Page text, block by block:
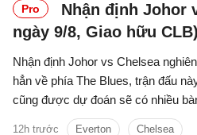
Pro
Nhận định Johor
ngày 9/8, Giao hữu CLB)
Nhận định Johor vs Chelsea
hẳn về phía The Blues, trận đấu
cũng được dự đoán sẽ có nhiều
thắng được ghi.
12h trước Everton Chelsea